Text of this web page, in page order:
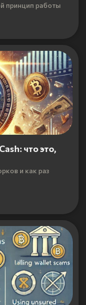
принцип работы
что это,
и как раз